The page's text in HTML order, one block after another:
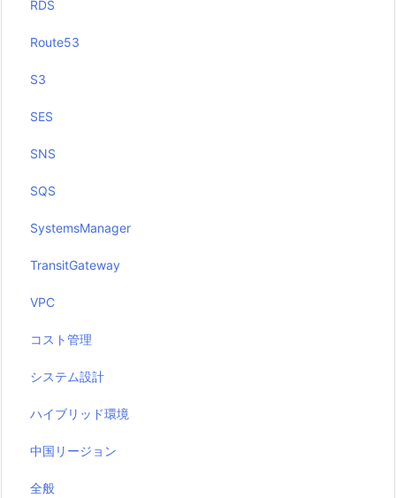
RDS
Route53
S3
SES
SNS
SQS
SystemsManager
TransitGateway
VPC
コスト管理
システム設計
ハイブリッド環境
中国リージョン
全般